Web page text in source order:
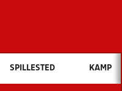
Hvad vil du søge efter?
OG NYHEDER
SPILLESTED KAMP